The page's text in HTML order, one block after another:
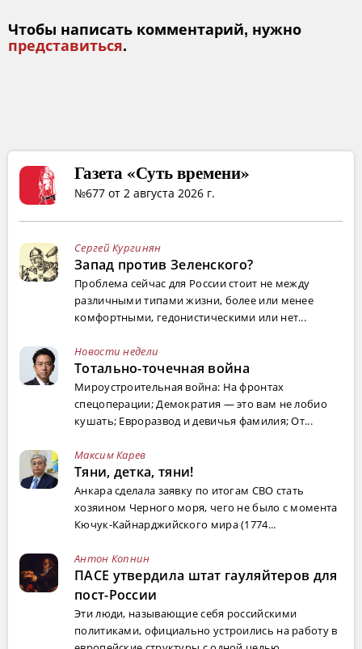
Чтобы написать комментарий, нужно
представиться.
Газета «Суть времени»
№677 от 2 августа 2026 г.
Сергей Кургинян
Запад против Зеленского?
Проблема сейчас для России стоит не между
различными типами жизни, более или менее
комфортными, гедонистическими или нет...
Новости недели
Тотально-точечная война
Мироустроительная война: На фронтах
спецоперации; Демократия — это вам не лобио
кушать; Евроразвод и девичья фамилия; От...
Максим Карев
Тяни, детка, тяни!
Анкара сделала заявку по итогам СВО стать
хозяином Черного моря, чего не было с момента
Кючук-Кайнарджийского мира (1774...
Антон Копнин
ПАСЕ утвердила штат гауляйтеров для
пост-России
Эти люди, называющие себя российскими
политиками, официально устроились на работу в